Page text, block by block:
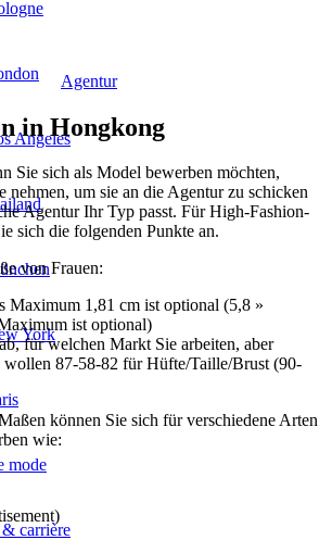
Angeles
York
mode
carrière
Agentur
in Hongkong
Sie sich als Model bewerben möchten,
nehmen, um sie an die Agentur zu schicken
Agentur Ihr Typ passt. Für High-Fashion-
sich die folgenden Punkte an.
von Frauen:
Maximum 1,81 cm ist optional (5,8 »
ist optional)
für welchen Markt Sie arbeiten, aber
wollen 87-58-82 für Hüfte/Taille/Brust (90-
können Sie sich für verschiedene Arten
wie: